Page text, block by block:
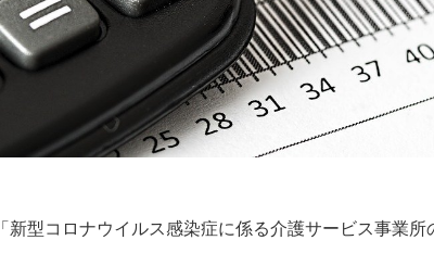
「新型コロナウイルス感染症に係る介護サービス事業